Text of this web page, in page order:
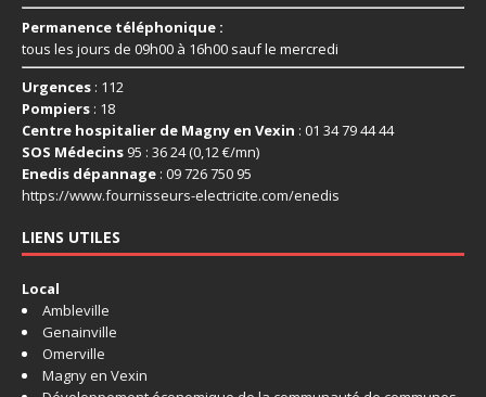
Permanence téléphonique :
tous les jours de 09h00 à 16h00 sauf le mercredi
Urgences : 112
Pompiers : 18
Centre hospitalier de Magny en Vexin : 01 34 79 44 44
SOS Médecins 95 : 36 24 (0,12 €/mn)
Enedis dépannage : 09 726 750 95
https://www.fournisseurs-electricite.com/enedis
LIENS UTILES
Local
Ambleville
Genainville
Omerville
Magny en Vexin